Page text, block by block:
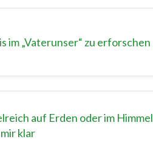
im „Vaterunser“ zu erforschen
auf Erden oder im Himmel
klar